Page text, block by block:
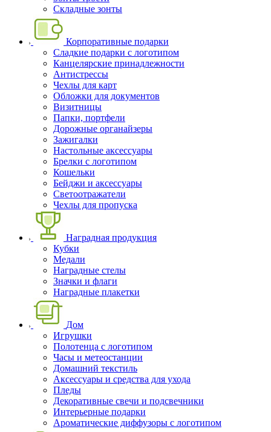
Складные зонты
Корпоративные подарки
Сладкие подарки с логотипом
Канцелярские принадлежности
Антистрессы
Чехлы для карт
Обложки для документов
Визитницы
Папки, портфели
Дорожные органайзеры
Зажигалки
Настольные аксессуары
Брелки с логотипом
Кошельки
Бейджи и аксессуары
Светоотражатели
Чехлы для пропуска
Наградная продукция
Кубки
Медали
Наградные стелы
Значки и флаги
Наградные плакетки
Дом
Игрушки
Полотенца с логотипом
Часы и метеостанции
Домашний текстиль
Аксессуары и средства для ухода
Пледы
Декоративные свечи и подсвечники
Интерьерные подарки
Ароматические диффузоры с логотипом